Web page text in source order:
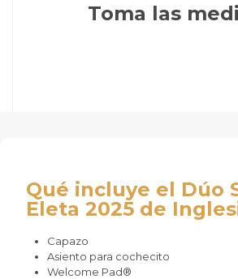
Toma las
Qué incluye el Dúo
Eleta 2025 de
Capazo
Asiento para cochecito
Welcome Pad®